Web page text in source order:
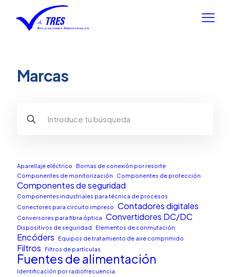
Marcas
Aparellaje eléctrico
Bornas de conexión por resorte
Componentes de monitorización
Componentes de protección
Componentes de seguridad
Componentes industriales para técnica de procesos
Conectores para circuito impreso
Contadores digitales
Conversores para fibra óptica Convertidores DC/DC
Dispositivos de seguridad Elementos de conmutación
Encóders Equipos de tratamiento de aire comprimido
Filtros Filtros de partículas
Fuentes de alimentación
Identificación por radiofrecuencia